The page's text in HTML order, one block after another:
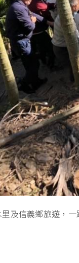
及信義鄉旅遊，一